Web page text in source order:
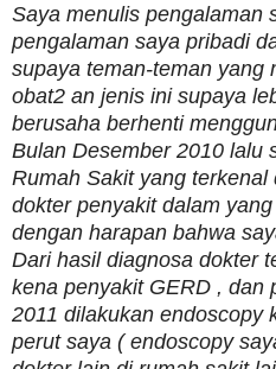
Saya menulis pengalaman
pengalaman saya pribadi
supaya teman-teman yang
obat2 an jenis ini supaya
berusaha berhenti
Bulan Desember 2010 lalu
Rumah Sakit yang
dokter penyakit dalam
dengan harapan bahwa
Dari hasil diagnosa dokter
kena penyakit GERD , dan
2011 dilakukan endoscopy
perut saya ( endoscopy